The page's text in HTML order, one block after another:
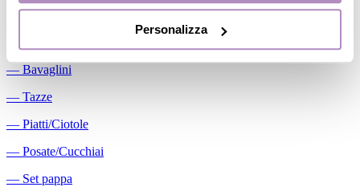
Personalizza
―Massaggiagengive
― Bavaglini
― Tazze
― Piatti/Ciotole
― Posate/Cucchiai
― Set pappa